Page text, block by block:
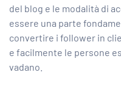
del blog e le modalità di
essere una parte
convertire i follower in
e facilmente le persone
vadano.